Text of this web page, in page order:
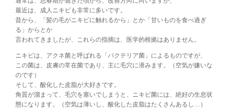
最近は、成人ニキビも非常に多いです。
昔から、「髪の毛がニキビに触れるから」とか「甘いものを食べ過ぎ
る」からとか
言われてきましたが、これらの指摘は、医学的根拠はありません。
ニキビは、アクネ菌と呼ばれる「バクテリア菌」によるものですが、
この菌は、皮膚の常在菌であり、主に毛穴に潜みます。（空気が嫌いな
のです）
そして、酸化した皮脂が大好きです。
角質が溜まって、毛穴を塞いでしまうと、ニキビ菌には、絶好の生息状
態になります。（空気は薄いし、酸化した皮脂はたくさんあるし…）